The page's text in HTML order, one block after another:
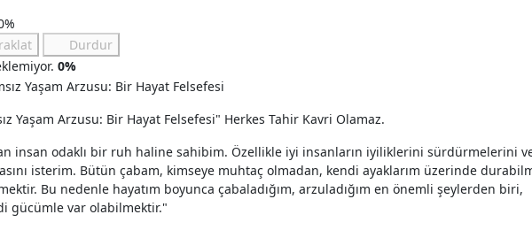
Durdur
0%
Yaşam Arzusu: Bir Hayat Felsefesi" Herkes Tahir Kavri Olamaz.
insan odaklı bir ruh haline sahibim. Özellikle iyi insanların iyiliklerini sürdürmelerini
isterim. Bütün çabam, kimseye muhtaç olmadan, kendi ayaklarım üzerinde
Bu nedenle hayatım boyunca çabaladığım, arzuladığım en önemli şeylerden biri,
gücümle var olabilmektir."